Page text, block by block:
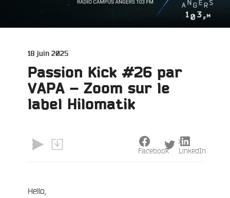
Publié
18 juin 2025
Passion Kick #26 par
VAPA – Zoom sur le
label Hilomatik
Hello,
Facebook
X
LinkedIn